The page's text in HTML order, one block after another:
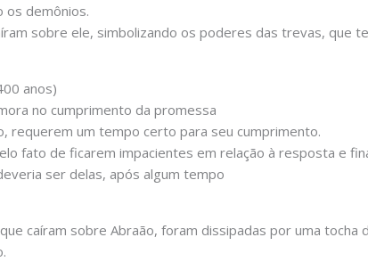
os demônios.
sobre ele, simbolizando os poderes das trevas, que
anos)
no cumprimento da promessa
requerem um tempo certo para seu cumprimento.
fato de ficarem impacientes em relação à resposta e
ser delas, após algum tempo
caíram sobre Abraão, foram dissipadas por uma